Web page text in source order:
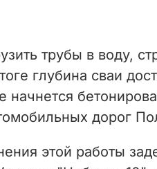
трубы в воду,
глубина сваи
начнется
дорог
этой работы